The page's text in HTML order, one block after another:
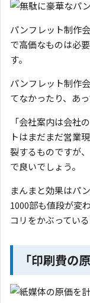
パンフレット制作
で高価なものは必
す。
パンフレット制作
てなかったり、あ
「会社案内は会社
トはまだまだ営業
裂するものですが
で良いでしょう。
まんまと効果はパ
1000部も値段が変
コリをかぶってい
「印刷費の